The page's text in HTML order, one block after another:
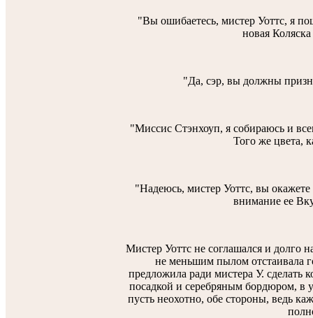
"Вы ошибаетесь, мистер Уоттс, я
новая
"Да, сэр, вы должны
"Миссис Стэнхоуп, я собираюсь и
Того же цвета,
"Надеюсь, мистер Уоттс, вы
внимание ее
Мистер Уоттс не соглашался и долго
не меньшим пылом отстаивала
предложила ради мистера У. сделать
посадкой и серебряным бордюром, в
пусть неохотно, обе стороны, ведь